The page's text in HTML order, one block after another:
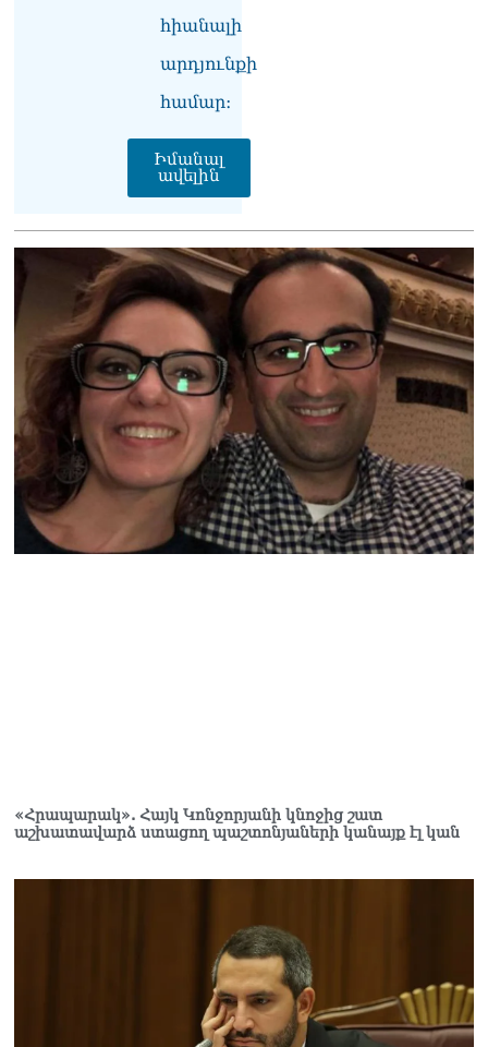
հիանալի
արդյունքի
համար։
Իմանալ
ավելին
ՏԵՍԱՆՅՈւԹ․ «Վեհափառ,
վեհափառ»
վանկարկումների ու
հավատավոր ժողովրդի
հոծ բազմության միջով
Կաթողիկոսը մտավ
դատարան
07.08.2026
Ռուսաստանում հայտնել
են, որ կանխել են
Հայաստան 16 մլն ռուբլու
ապօրինի արտահանումը
07.08.2026
«Հրապարակ». Հայկ Կոնջորյանի կնոջից շատ
աշխատավարձ ստացող պաշտոնյաների կանայք էլ կան